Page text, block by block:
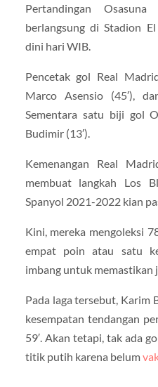
Pertandingan
berlangsung di Stadion
dini hari WIB.
Pencetak gol Real
Marco Asensio (45′),
Sementara satu biji gol
Budimir (13′).
Kemenangan Real
membuat langkah Los
Spanyol 2021-2022 kian
Kini, mereka mengoleksi
empat poin atau satu
imbang untuk memastikan
Pada laga tersebut, Karim
kesempatan tendangan
59′. Akan tetapi, tak ada
titik putih karena belum